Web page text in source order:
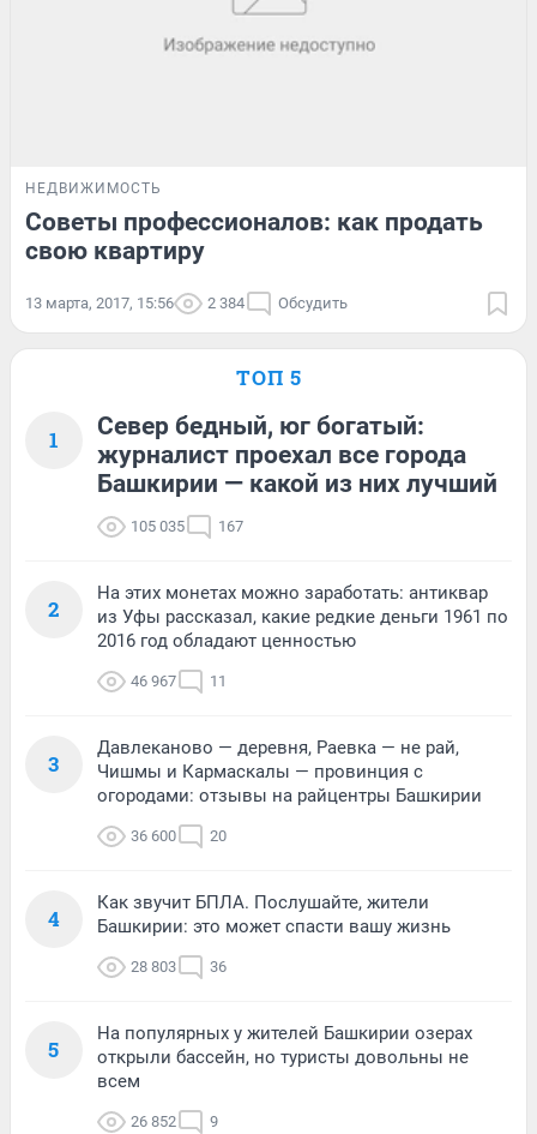
НЕДВИЖИМОСТЬ
Советы профессионалов: как продать
свою квартиру
13 марта, 2017, 15:56 2 384 Обсудить
ТОП 5
1
Север бедный, юг богатый:
журналист проехал все города
Башкирии — какой из них лучший
105 035 167
2
На этих монетах можно заработать: антиквар
из Уфы рассказал, какие редкие деньги 1961 по
2016 год обладают ценностью
46 967 11
3
Давлеканово — деревня, Раевка — не рай,
Чишмы и Кармаскалы — провинция с
огородами: отзывы на райцентры Башкирии
36 600 20
4
Как звучит БПЛА. Послушайте, жители
Башкирии: это может спасти вашу жизнь
28 803 36
5
На популярных у жителей Башкирии озерах
открыли бассейн, но туристы довольны не
всем
26 852 9